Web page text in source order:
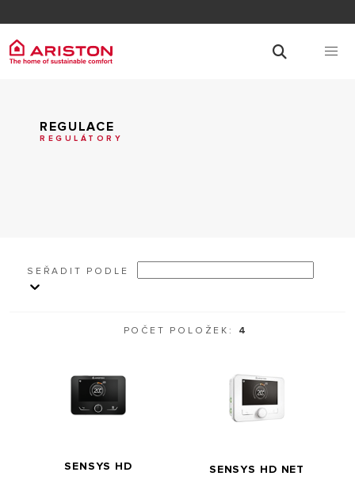
REGULACE
REGULÁTORY
SEŘADIT PODLE
POČET POLOŽEK: 4
SENSYS HD SENSYS HD NET